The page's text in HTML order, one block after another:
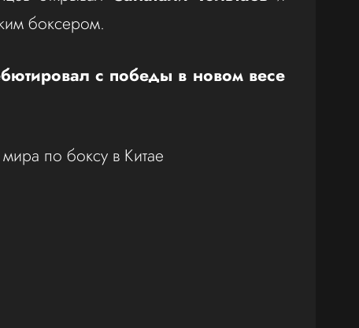
боксером.
с победы в новом весе
по боксу в Китае